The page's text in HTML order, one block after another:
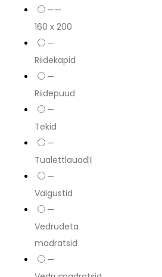
——
160 x 200
—
Riidekapid
—
Riidepuud
—
Tekid
—
Tualettlauad1
—
Valgustid
—
Vedrudeta
madratsid
—